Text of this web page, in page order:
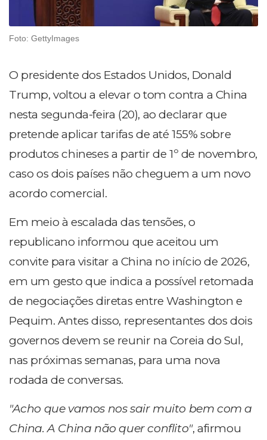
Foto: GettyImages
O presidente dos Estados Unidos, Donald
Trump, voltou a elevar o tom contra a China
nesta segunda-feira (20), ao declarar que
pretende aplicar tarifas de até 155% sobre
produtos chineses a partir de 1º de novembro,
caso os dois países não cheguem a um novo
acordo comercial.
Em meio à escalada das tensões, o
republicano informou que aceitou um
convite para visitar a China no início de 2026,
em um gesto que indica a possível retomada
de negociações diretas entre Washington e
Pequim. Antes disso, representantes dos dois
governos devem se reunir na Coreia do Sul,
nas próximas semanas, para uma nova
rodada de conversas.
"Acho que vamos nos sair muito bem com a
China. A China não quer conflito", afirmou